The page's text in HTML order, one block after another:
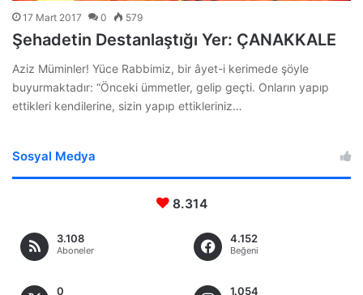
17 Mart 2017 0 579
Şehadetin Destanlaştığı Yer: ÇANAKKALE
Aziz Müminler! Yüce Rabbimiz, bir âyet-i kerimede şöyle
buyurmaktadır: “Önceki ümmetler, gelip geçti. Onların yapıp
ettikleri kendilerine, sizin yapıp ettikleriniz…
Sosyal Medya
8.314
3.108
Aboneler
4.152
Beğeni
0 1.054